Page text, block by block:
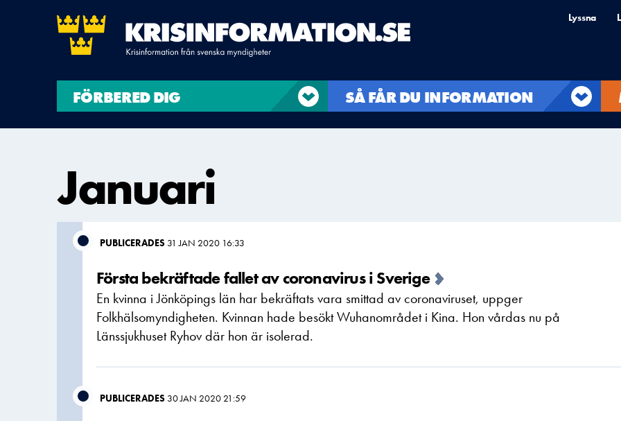
Lyssna
FÖRBERED DIG SÅ FÅR DU INFORMATION
Januari
PUBLICERADES 31 JAN 2020 16:33
Första bekräftade fallet av coronavirus i Sverige
En kvinna i Jönköpings län har bekräftats vara smittad av coronaviruset, uppger
Folkhälsomyndigheten. Kvinnan hade besökt Wuhanområdet i Kina. Hon vårdas nu på
Länssjukhuset Ryhov där hon är isolerad.
PUBLICERADES 30 JAN 2020 21:59